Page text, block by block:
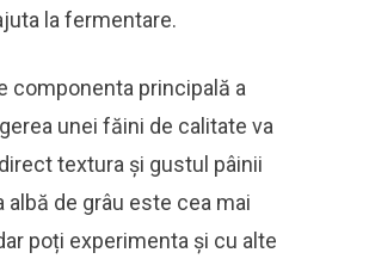
la fermentare.
componenta principală a
unei făini de calitate va
textura și gustul pâinii
albă de grâu este cea mai
poți experimenta și cu alte